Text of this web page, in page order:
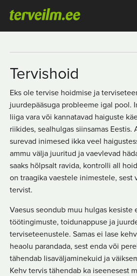
Tervishoid
Eks ole tervise hoidmise ja
juurdepääsuga probleeme igal pool.
liiga vara või kannatavad haiguste
riikides, sealhulgas siinsamas Eestis.
surevad inimesed ikka veel
ammu välja juuritud ja vaevlevad
saaks hõlpsalt ravida, kontrolli all
on traagika vaestele inimestele, sest
tervist.
Vaesus seondub muu hulgas kesiste
töötingimuste, toidunappuse ja
terviseteenustele. Samas ei lase
heaolu parandada, sest enda või
tähendab lisaväljaminekuid ja
Kehv tervis tähendab ka iseenesest